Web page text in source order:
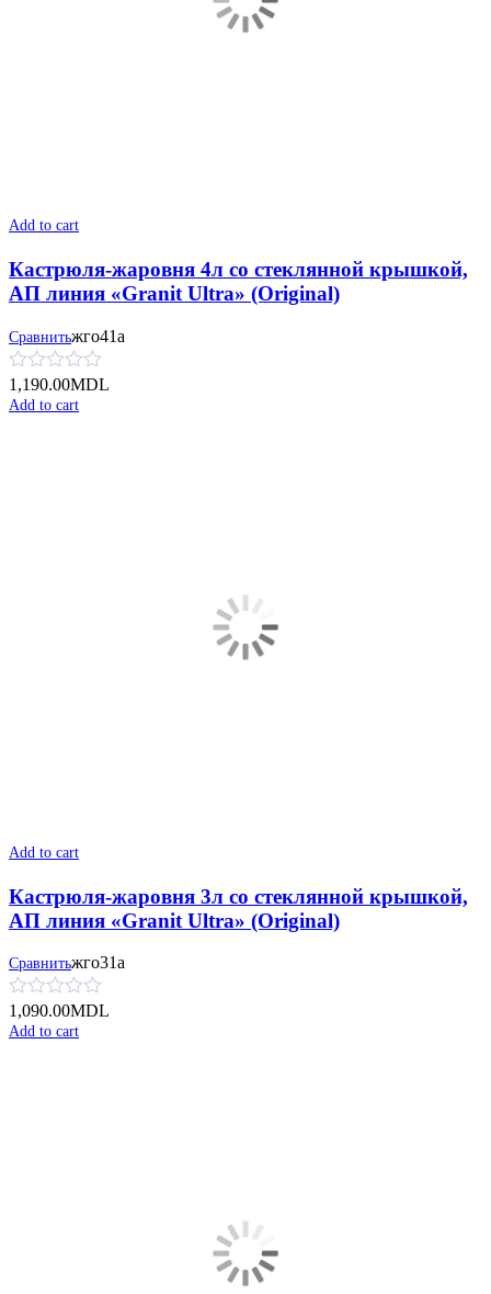
Add to cart
Кастрюля-жаровня 4л со стеклянной крышкой,
АП линия «Granit Ultra» (Original)
Сравнитьжго41а
1,190.00MDL
Add to cart
Add to cart
Кастрюля-жаровня 3л со стеклянной крышкой,
АП линия «Granit Ultra» (Original)
Сравнитьжго31а
1,090.00MDL
Add to cart